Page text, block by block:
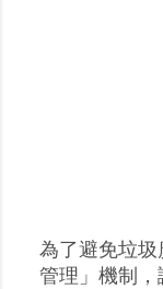
張
為了避免垃
管理」機制，